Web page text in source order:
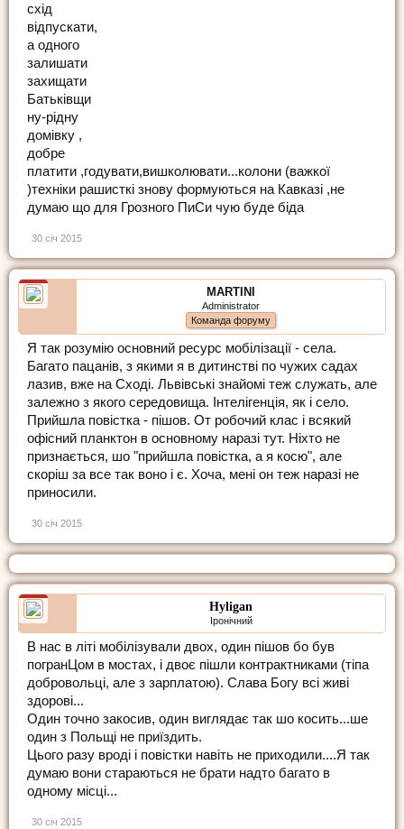
схід
відпускати,
а одного
залишати
захищати
Батьківщи
ну-рідну
домівку ,
добре
платити ,годувати,вишколювати...колони (важкої
)техніки рашисткі знову формуються на Кавказі ,не
думаю що для Грозного ПиСи чую буде біда
30 січ 2015
MARTINI
Administrator
Команда форуму
Я так розумію основний ресурс мобілізації - села.
Багато пацанів, з якими я в дитинстві по чужих садах
лазив, вже на Сході. Львівські знайомі теж служать, але
залежно з якого середовища. Інтелігенція, як і село.
Прийшла повістка - пішов. От робочий клас і всякий
офісний планктон в основному наразі тут. Ніхто не
признається, шо "прийшла повістка, а я косю", але
скоріш за все так воно і є. Хоча, мені он теж наразі не
приносили.
30 січ 2015
Hyligan
Іронічний
В нас в літі мобілізували двох, один пішов бо був
погранЦом в мостах, і двоє пішли контрактниками (тіпа
добровольці, але з зарплатою). Слава Богу всі живі
здорові...
Один точно закосив, один виглядає так шо косить...ше
один з Польщі не приїздить.
Цього разу вроді і повістки навіть не приходили....Я так
думаю вони стараються не брати надто багато в
одному місці...
30 січ 2015